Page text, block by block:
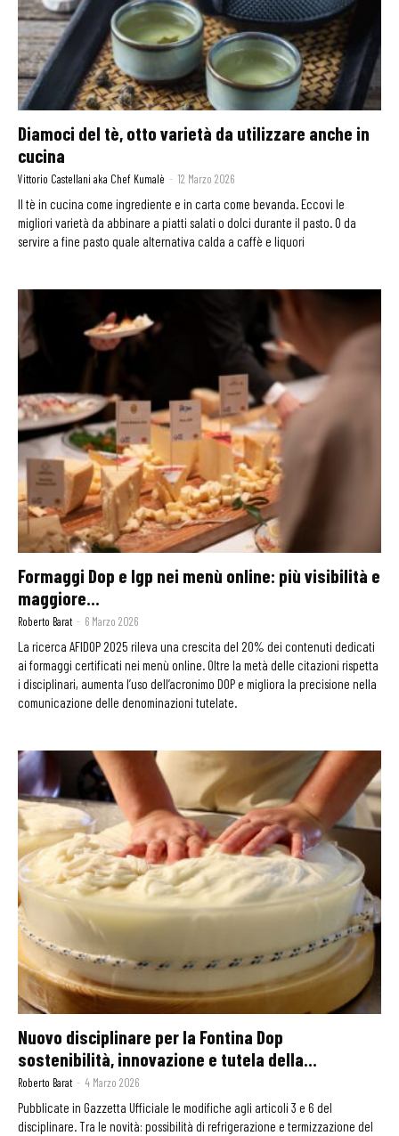
Diamoci del tè, otto varietà da utilizzare anche in
cucina
Vittorio Castellani aka Chef Kumalè - 12 Marzo 2026
Il tè in cucina come ingrediente e in carta come bevanda. Eccovi le
migliori varietà da abbinare a piatti salati o dolci durante il pasto. O da
servire a fine pasto quale alternativa calda a caffè e liquori
Formaggi Dop e Igp nei menù online: più visibilità e
maggiore...
Roberto Barat - 6 Marzo 2026
La ricerca AFIDOP 2025 rileva una crescita del 20% dei contenuti dedicati
ai formaggi certificati nei menù online. Oltre la metà delle citazioni rispetta
i disciplinari, aumenta l’uso dell’acronimo DOP e migliora la precisione nella
comunicazione delle denominazioni tutelate.
Nuovo disciplinare per la Fontina Dop
sostenibilità, innovazione e tutela della...
Roberto Barat - 4 Marzo 2026
Pubblicate in Gazzetta Ufficiale le modifiche agli articoli 3 e 6 del
disciplinare. Tra le novità: possibilità di refrigerazione e termizzazione del